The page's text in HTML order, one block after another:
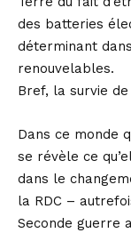
des batteries
déterminant
renouvelables.
Bref, la survie
Dans ce monde
se révèle ce
dans le
la RDC –
Seconde guerre